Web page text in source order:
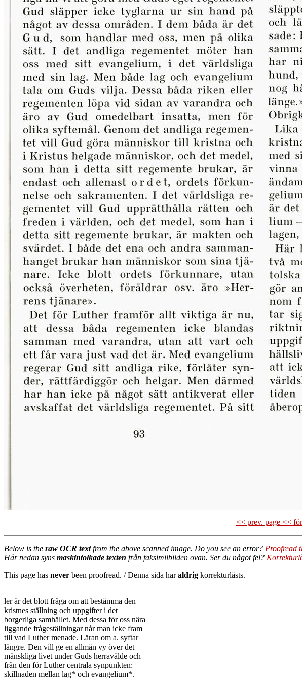
<< prev. page <<
Below is the raw OCR textfrom the above scanned image. Do you see an error? Proofread
Här nedan syns maskintolkade texten från faksimilbilden ovan. Ser du något fel?
This page has never been proofread. / Denna sida haraldrig korrekturlästs.
ler är det blott fråga om att bestämma den
kristnes ställning och uppgifter i det
borgerliga samhället. Med dessa för oss nära
liggande frågeställningar når man icke fram
till vad Luther menade. Läran om a. syftar
längre. Den vill ge en allmän vy över det
mänskliga livet under Guds herravälde och
från den för Luther centrala synpunkten:
skillnaden mellan lag* och evangelium*.